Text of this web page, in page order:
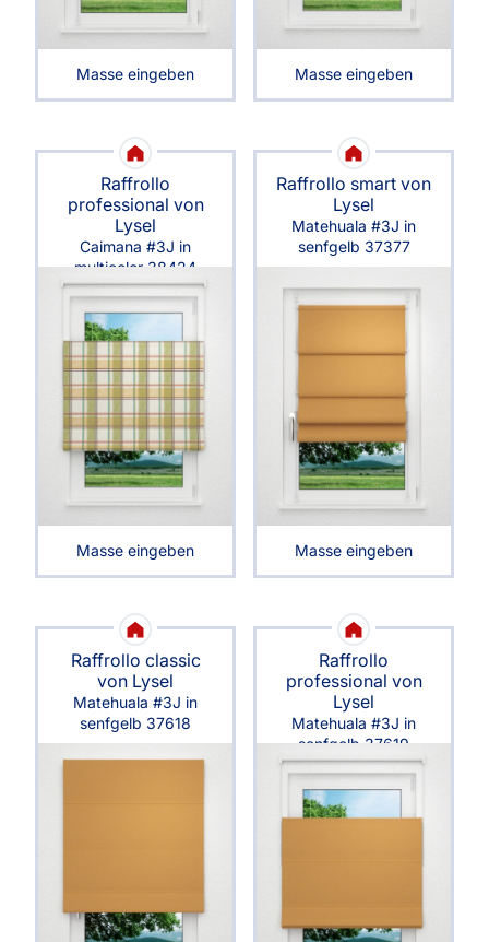
Masse eingeben Masse eingeben
Raffrollo
professional von
Lysel
Caimana #3J in
multicolor 38424
Masse eingeben
Raffrollo smart von
Lysel
Matehuala #3J in
senfgelb 37377
Masse eingeben
Raffrollo classic
von Lysel
Matehuala #3J in
senfgelb 37618
Raffrollo
professional von
Lysel
Matehuala #3J in
senfgelb 37619